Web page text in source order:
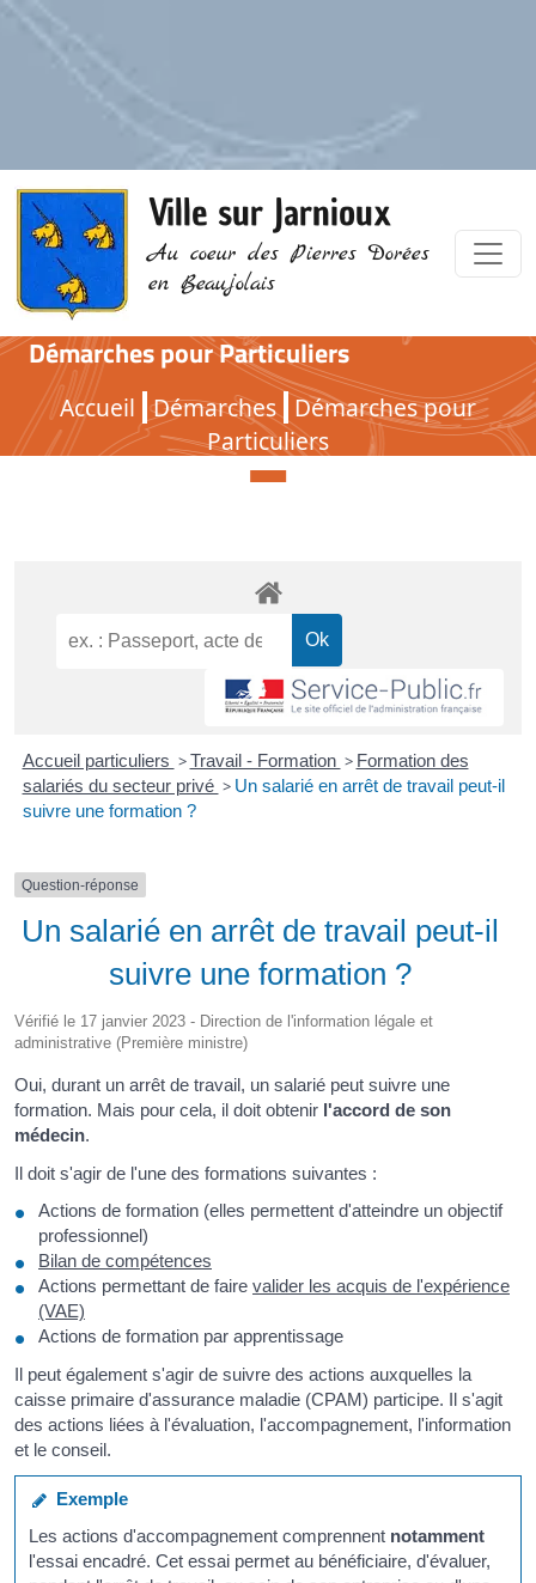
Ville sur Jarnioux
Au coeur des Pierres Dorées
en Beaujolais
Démarches pour Particuliers
Accueil Démarches Démarches pour
Particuliers
Démarches pour Particuliers
Accueil particuliers > Travail - Formation > Formation des
salariés du secteur privé > Un salarié en arrêt de travail peut-il
suivre une formation ?
Question-réponse
Un salarié en arrêt de travail peut-il
suivre une formation ?
Vérifié le 17 janvier 2023 - Direction de l'information légale et
administrative (Première ministre)
Oui, durant un arrêt de travail, un salarié peut suivre une
formation. Mais pour cela, il doit obtenir l'accord de son
médecin.
Il doit s'agir de l'une des formations suivantes :
Actions de formation (elles permettent d'atteindre un objectif
professionnel)
Bilan de compétences
Actions permettant de faire valider les acquis de l'expérience
(VAE)
Actions de formation par apprentissage
Il peut également s'agir de suivre des actions auxquelles la
caisse primaire d'assurance maladie (CPAM) participe. Il s'agit
des actions liées à l'évaluation, l'accompagnement, l'information
et le conseil.
Exemple
Les actions d'accompagnement comprennent notamment
l'essai encadré. Cet essai permet au bénéficiaire, d'évaluer,